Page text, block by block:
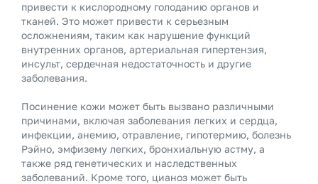
привести к кислородному голоданию органов и
тканей. Это может привести к серьезным
осложнениям, таким как нарушение функций
внутренних органов, артериальная гипертензия,
инсульт, сердечная недостаточность и другие
заболевания.
Посинение кожи может быть вызвано различными
причинами, включая заболевания легких и сердца,
инфекции, анемию, отравление, гипотермию, болезнь
Рэйно, эмфизему легких, бронхиальную астму, а
также ряд генетических и наследственных
заболеваний. Кроме того, цианоз может быть